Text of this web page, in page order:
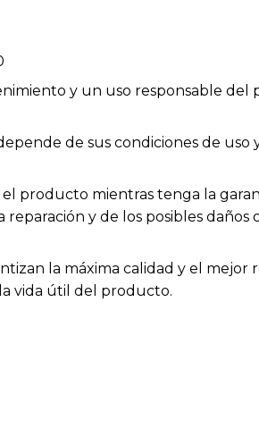
y un uso responsable del
de sus condiciones de
producto mientras tenga la
reparación y de los posibles
la máxima calidad y el
vida útil del producto.